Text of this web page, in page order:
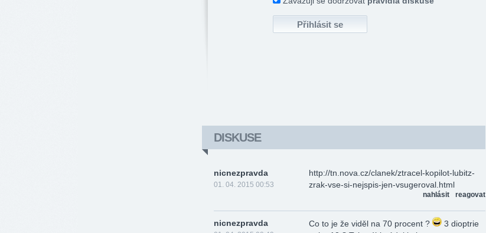
DISKUSE
nicnezpravda
01. 04. 2015 00:53
http­://tn­.nova­.cz/cl­anek­/ztra­cel-kopilot-lubitz-
zrak-vse-si-nejspis-jen-vsugeroval.html
reagovat
nahlásit
nicnezpravda Co to je že viděl na 70 procent ?
3 dioptrie